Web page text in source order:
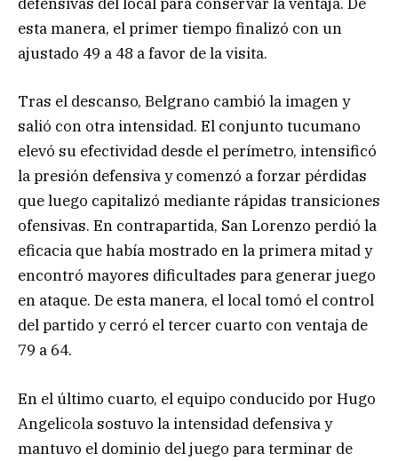
esta manera, el primer tiempo finalizó con un
ajustado 49 a 48 a favor de la visita.
Tras el descanso, Belgrano cambió la imagen y
salió con otra intensidad. El conjunto tucumano
elevó su efectividad desde el perímetro, intensificó
la presión defensiva y comenzó a forzar pérdidas
que luego capitalizó mediante rápidas transiciones
ofensivas. En contrapartida, San Lorenzo perdió la
eficacia que había mostrado en la primera mitad y
encontró mayores dificultades para generar juego
en ataque. De esta manera, el local tomó el control
del partido y cerró el tercer cuarto con ventaja de
79 a 64.
En el último cuarto, el equipo conducido por Hugo
Angelicola sostuvo la intensidad defensiva y
mantuvo el dominio del juego para terminar de